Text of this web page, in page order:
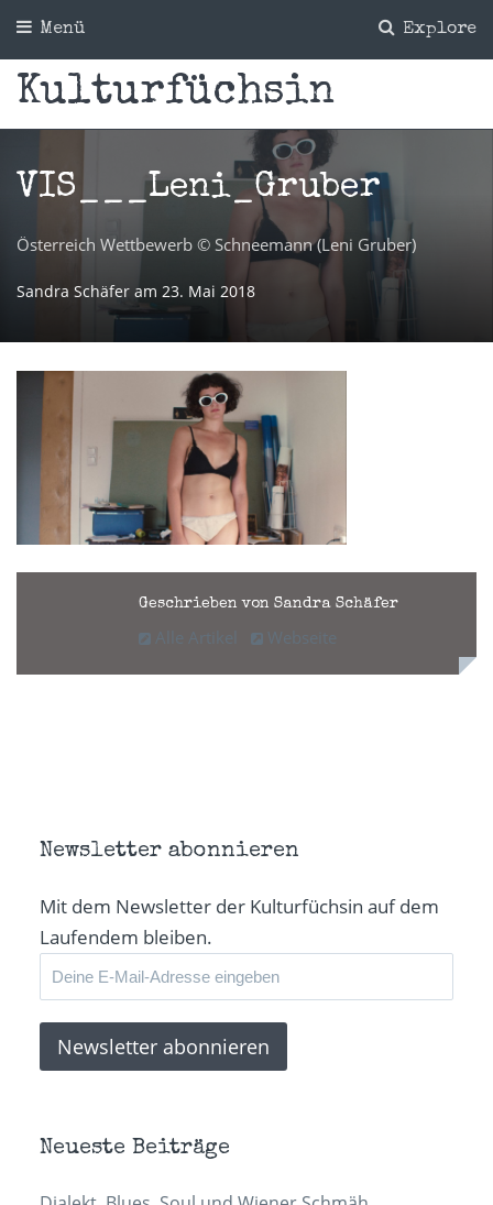
Explore
Menü
Kulturfüchsin
VIS___Leni_Gruber
Österreich Wettbewerb © Schneemann (Leni Gruber)
Sandra Schäfer am 23. Mai 2018
Geschrieben von Sandra Schäfer
Alle Artikel Webseite
Newsletter abonnieren
Mit dem Newsletter der Kulturfüchsin auf dem
Laufendem bleiben.
Neueste Beiträge